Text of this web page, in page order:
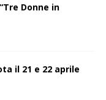
Donne in
il 21 e 22 aprile